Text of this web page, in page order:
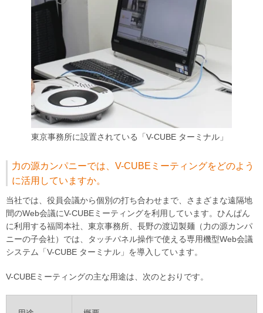
東京事務所に設置されている「V-CUBE ターミナル」
力の源カンパニーでは、V-CUBEミーティングをどのよう
に活用していますか。
当社では、役員会議から個別の打ち合わせまで、さまざまな遠隔地
間のWeb会議にV-CUBEミーティングを利用しています。ひんぱん
に利用する福岡本社、東京事務所、長野の渡辺製麺（力の源カンパ
ニーの子会社）では、タッチパネル操作で使える専用機型Web会議
システム「V-CUBE ターミナル」を導入しています。
V-CUBEミーティングの主な用途は、次のとおりです。